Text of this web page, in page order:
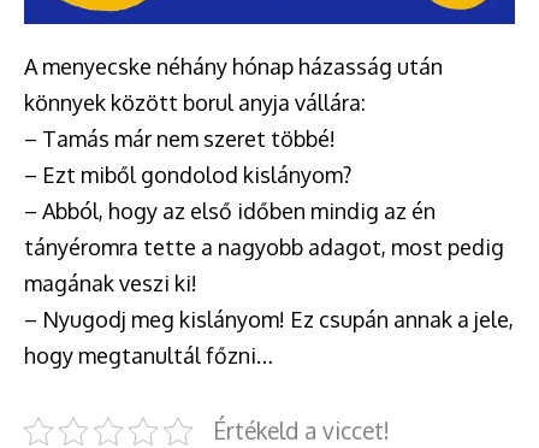
A menyecske néhány hónap házasság után
könnyek között borul anyja vállára:
– Tamás már nem szeret többé!
– Ezt miből gondolod kislányom?
– Abból, hogy az első időben mindig az én
tányéromra tette a nagyobb adagot, most pedig
magának veszi ki!
– Nyugodj meg kislányom! Ez csupán annak a jele,
hogy megtanultál főzni…
Értékeld a viccet!